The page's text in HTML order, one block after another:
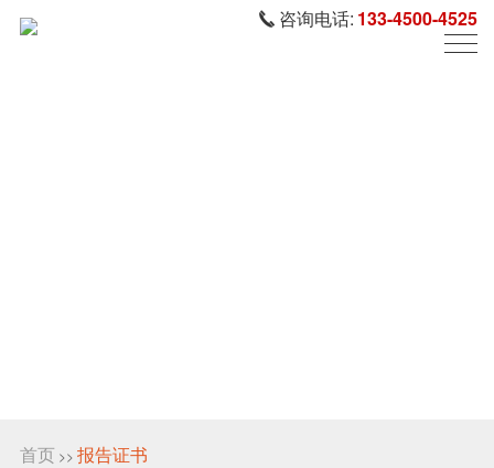
咨询电话: 133-4500-4525
首页 >> 报告证书